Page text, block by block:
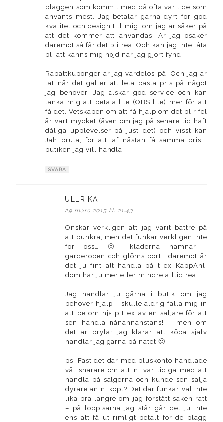
plaggen som kommit med då ofta varit de som
använts mest. Jag betalar gärna dyrt för god
kvalitet och design till mig, om jag är säker på
att det kommer att användas. Är jag osäker
däremot så får det bli rea. Och kan jag inte låta
bli att känns mig nöjd när jag gjort fynd.
Rabattkuponger är jag värdelös på. Och jag är
lat när det gäller att leta bästa pris på något
jag behöver. Jag älskar god service och kan
tänka mig att betala lite (OBS lite) mer för att
få det. Vetskapen om att få hjälp om det blir fel
är värt mycket (även om jag på senare tid haft
dåliga upplevelser på just det) och visst kan
Jah pruta, för att iaf nästan få samma pris i
butiken jag vill handla i.
SVARA
ULLRIKA
29 mars 2015 kl. 21:43
Önskar verkligen att jag varit bättre på
att bunkra, men det funkar verkligen inte
för oss… 🙁 kläderna hamnar i
garderoben och glöms bort… däremot är
det ju fint att handla på t ex KappAhl,
dom har ju mer eller mindre alltid rea!
Jag handlar ju gärna i butik om jag
behöver hjälp – skulle aldrig falla mig in
att be om hjälp t ex av en säljare för att
sen handla nånannanstans! – men om
det är prylar jag klarar att köpa själv
handlar jag gärna på nätet 🙂
ps. Fast det där med pluskonto handlade
väl snarare om att ni var tidiga med att
handla på salgerna och kunde sen sälja
dyrare än ni köpt? Det där funkar väl inte
lika bra längre om jag förstått saken rätt
– på loppisarna jag står går det ju inte
ens att få ut rimligt betalt för de plagg